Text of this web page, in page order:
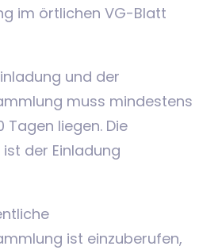
im örtlichen VG-Blatt
und der
muss mindestens
Tagen liegen. Die
der Einladung
ist einzuberufen,